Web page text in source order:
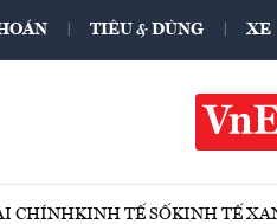
TIÊU & DÙNG XE
CHÍNHKINH TẾ SỐKINH TẾ